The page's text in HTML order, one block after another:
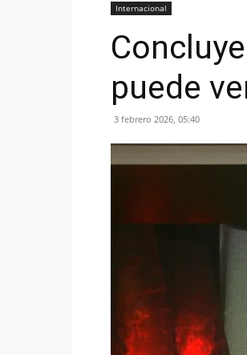
Internacional
puede
3 febrero 2026, 05:40